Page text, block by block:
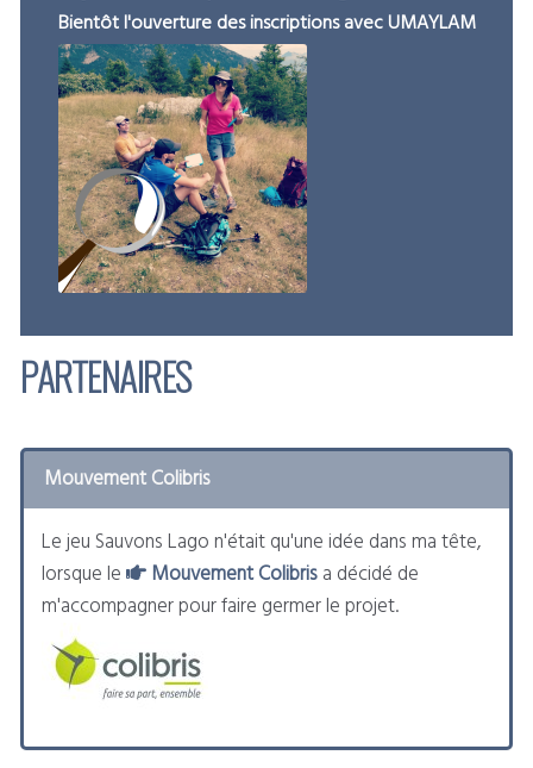
Bientôt l'ouverture des inscriptions avec UMAYLAM
PARTENAIRES
Mouvement Colibris
Le jeu Sauvons Lago n'était qu'une idée dans ma tête,
lorsque le
Mouvement Colibrisa décidé de
m'accompagner pour faire germer le projet.